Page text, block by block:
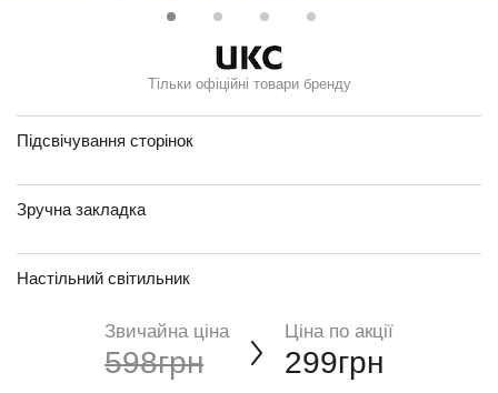
Тільки офіційні товари бренду
Підсвічування сторінок
Зручна закладка
Настільний світильник
Звичайна ціна
598грн
Ціна по акції
299грн